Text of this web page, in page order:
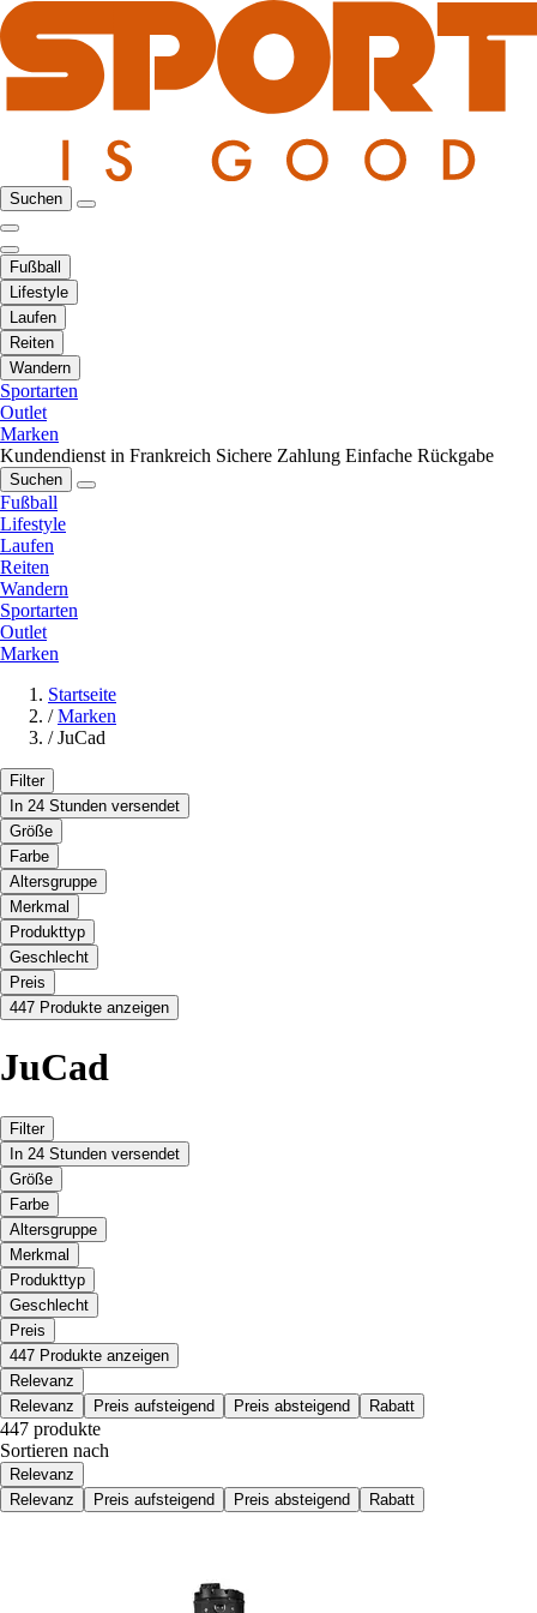
Suchen
Fußball
Lifestyle
Laufen
Reiten
Wandern
Sportarten
Outlet
Marken
Kundendienst in Frankreich Sichere Zahlung Einfache Rückgabe
Suchen
Fußball
Lifestyle
Laufen
Reiten
Wandern
Sportarten
Outlet
Marken
Startseite
/ Marken
/ JuCad
Filter
In 24 Stunden versendet
Größe
Farbe
Altersgruppe
Merkmal
Produkttyp
Geschlecht
Preis
447 Produkte anzeigen
JuCad
Filter
In 24 Stunden versendet
Größe
Farbe
Altersgruppe
Merkmal
Produkttyp
Geschlecht
Preis
447 Produkte anzeigen
Relevanz
Relevanz
Preis aufsteigend Preis absteigend Rabatt
447 produkte
Sortieren nach
Relevanz
Relevanz
Preis aufsteigend Preis absteigend Rabatt